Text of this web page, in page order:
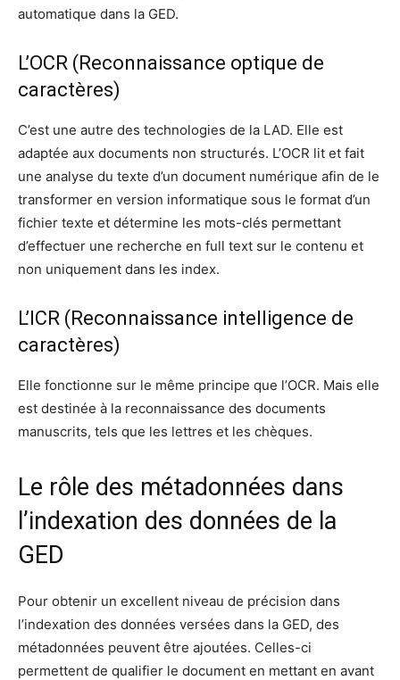
automatique dans la GED.
L’OCR (Reconnaissance optique de
caractères)
C’est une autre des technologies de la LAD. Elle est
adaptée aux documents non structurés. L’OCR lit et fait
une analyse du texte d’un document numérique afin de le
transformer en version informatique sous le format d’un
fichier texte et détermine les mots-clés permettant
d’effectuer une recherche en full text sur le contenu et
non uniquement dans les index.
L’ICR (Reconnaissance intelligence de
caractères)
Elle fonctionne sur le même principe que l’OCR. Mais elle
est destinée à la reconnaissance des documents
manuscrits, tels que les lettres et les chèques.
Le rôle des métadonnées dans
l’indexation des données de la
GED
Pour obtenir un excellent niveau de précision dans
l’indexation des données versées dans la GED, des
métadonnées peuvent être ajoutées. Celles-ci
permettent de qualifier le document en mettant en avant